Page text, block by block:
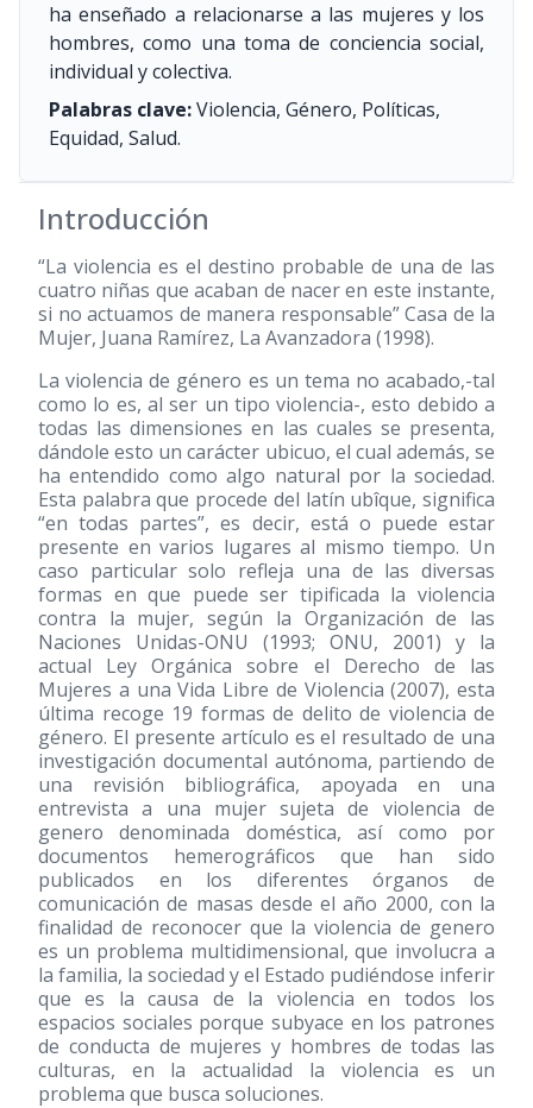
ha enseñado a relacionarse a las mujeres y los
hombres, como una toma de conciencia social,
individual y colectiva.
Palabras clave:Violencia, Género, Políticas,
Equidad, Salud.
Introducción
“La violencia es el destino probable de una de las
cuatro niñas que acaban de nacer en este instante,
si no actuamos de manera responsable” Casa de la
Mujer, Juana Ramírez, La Avanzadora (1998).
La violencia de género es un tema no acabado,-tal
como lo es, al ser un tipo violencia-, esto debido a
todas las dimensiones en las cuales se presenta,
dándole esto un carácter ubicuo, el cual además, se
ha entendido como algo natural por la sociedad.
Esta palabra que procede del latín ubîque, significa
“en todas partes”, es decir, está o puede estar
presente en varios lugares al mismo tiempo. Un
caso particular solo refleja una de las diversas
formas en que puede ser tipificada la violencia
contra la mujer, según la Organización de las
Naciones Unidas-ONU (1993; ONU, 2001) y la
actual Ley Orgánica sobre el Derecho de las
Mujeres a una Vida Libre de Violencia(2007), esta
última recoge 19 formas de delito de violencia de
género. El presente artículo es el resultado de una
investigación documental autónoma, partiendo de
una revisión bibliográfica, apoyada en una
entrevista a una mujer sujeta de violencia de
genero denominada doméstica, así como por
documentos hemerográficos que han sido
publicados en los diferentes órganos de
comunicación de masas desde el año 2000, con la
finalidad de reconocer que la violencia de genero
es un problema multidimensional, que involucra a
la familia, la sociedad y el Estado pudiéndose inferir
que es la causa de la violencia en todos los
espacios sociales porque subyace en los patrones
de conducta de mujeres y hombres de todas las
culturas, en la actualidad la violencia es un
problema que busca soluciones.